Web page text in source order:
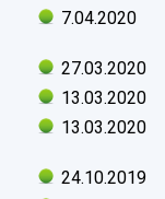
7.04.2020
27.03.2020
13.03.2020
13.03.2020
24.10.2019